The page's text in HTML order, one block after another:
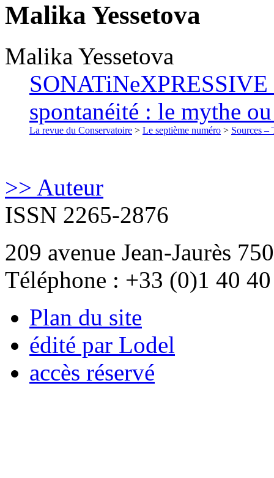
Malika Yessetova
Malika Yessetova
SONATiNeXPRESSIVE
spontanéité : le mythe
La revue du Conservatoire > Le septième numéro > Sources –
>> Auteur
ISSN 2265-2876
209 avenue Jean-Jaurès
Téléphone : +33 (0)1 40
Plan du site
édité par Lodel
accès réservé